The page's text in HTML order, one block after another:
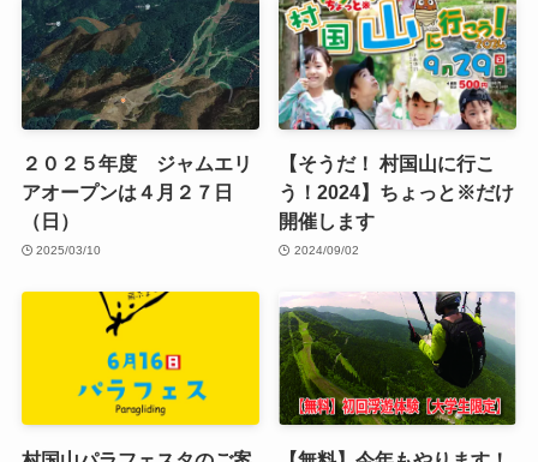
２０２５年度 ジャムエリ
アオープンは４月２７日
（日）
2025/03/10
【そうだ！ 村国山に行こ
う！2024】ちょっと※だけ
開催します
2024/09/02